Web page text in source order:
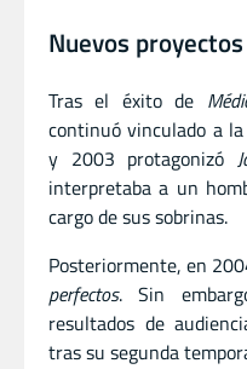
Nuevos
Tras el éxito de
continuó vinculado a
y 2003 protagonizó
interpretaba a un
cargo de sus sobrinas.
Posteriormente, en
perfectos. Sin
resultados de
tras su segunda